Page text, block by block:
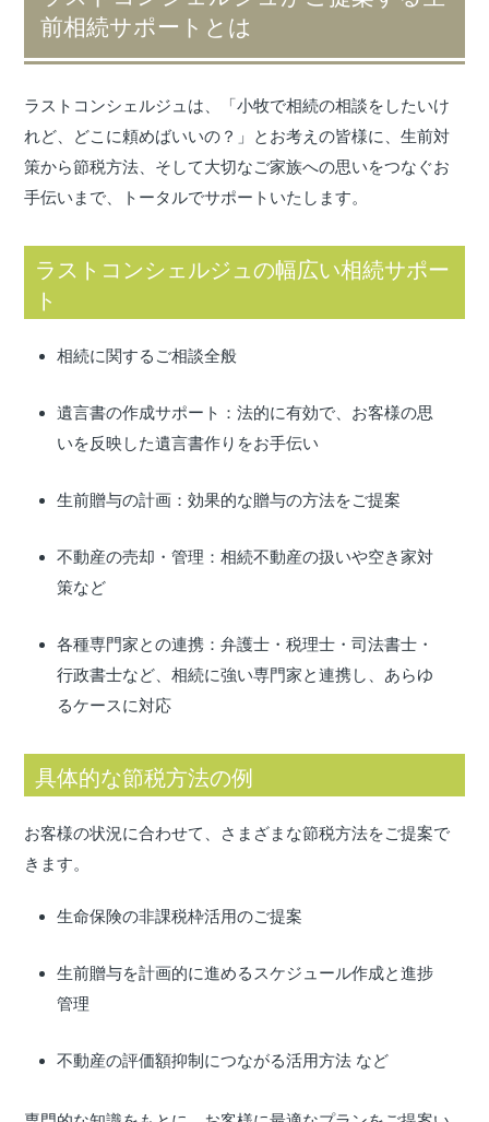
前相続サポートとは
ラストコンシェルジュは、「小牧で相続の相談をしたいけ
れど、どこに頼めばいいの？」とお考えの皆様に、生前対
策から節税方法、そして大切なご家族への思いをつなぐお
手伝いまで、トータルでサポートいたします。
ラストコンシェルジュの幅広い相続サポー
ト
相続に関するご相談全般
遺言書の作成サポート：法的に有効で、お客様の思
いを反映した遺言書作りをお手伝い
生前贈与の計画：効果的な贈与の方法をご提案
不動産の売却・管理：相続不動産の扱いや空き家対
策など
各種専門家との連携：弁護士・税理士・司法書士・
行政書士など、相続に強い専門家と連携し、あらゆ
るケースに対応
具体的な節税方法の例
お客様の状況に合わせて、さまざまな節税方法をご提案で
きます。
生命保険の非課税枠活用のご提案
生前贈与を計画的に進めるスケジュール作成と進捗
管理
不動産の評価額抑制につながる活用方法 など